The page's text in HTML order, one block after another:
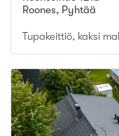
Roones, Pyhtää
Tupakeittiö, kaksi